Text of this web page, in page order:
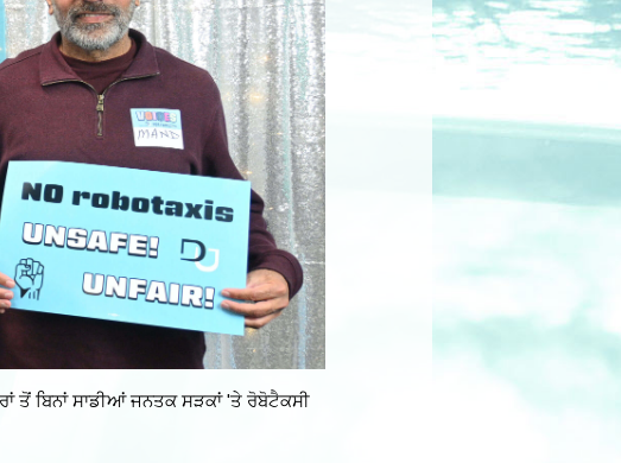
ਤੋਂ ਬਿਨਾਂ ਸਾਡੀਆਂ ਜਨਤਕ ਸੜਕਾਂ 'ਤੇ ਰੋਬੋਟੈਕਸੀ